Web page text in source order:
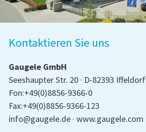
Kontaktieren Sie uns
Gaugele GmbH
Seeshaupter Str. 20
D-82393 Iffeldorf
Fon:+49(0)8856-9366-0
Fax:+49(0)8856-9366-123
info@gaugele.de www.gaugele.com